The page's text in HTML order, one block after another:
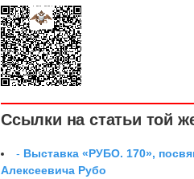
Ссылки на статьи той
- Выставка «РУБО. 170»,
Алексеевича Рубо